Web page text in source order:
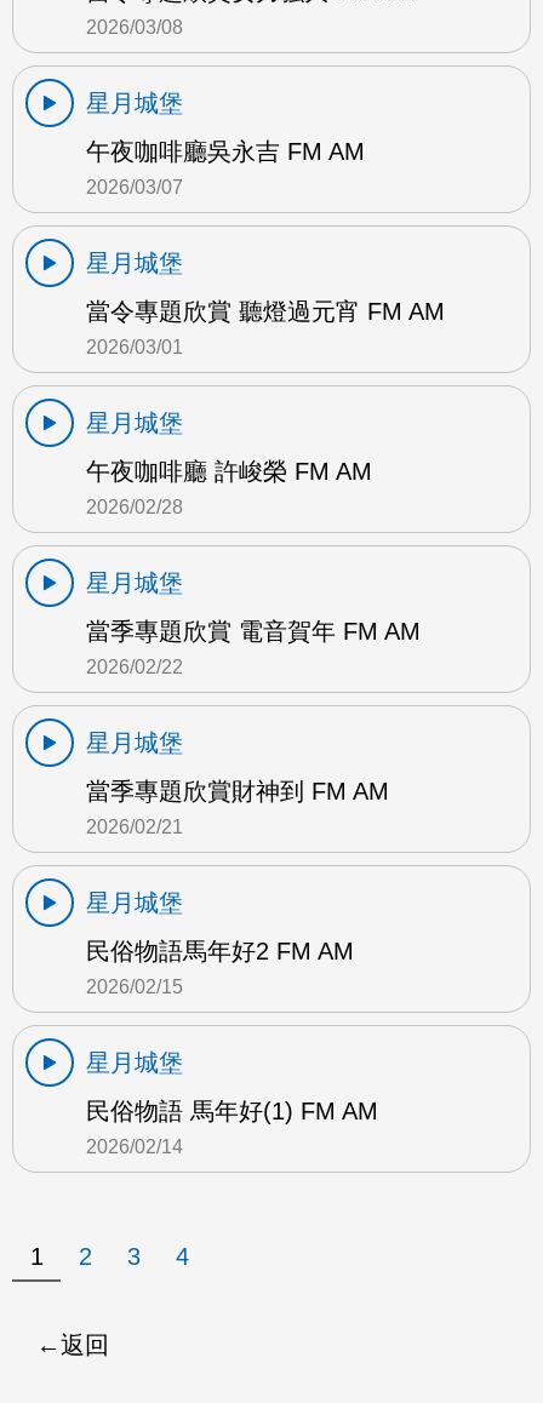
2026/03/08
星月城堡
午夜咖啡廳吳永吉 FM AM
2026/03/07
星月城堡
當令專題欣賞 聽燈過元宵 FM AM
2026/03/01
星月城堡
午夜咖啡廳 許峻榮 FM AM
2026/02/28
星月城堡
當季專題欣賞 電音賀年 FM AM
2026/02/22
星月城堡
當季專題欣賞財神到 FM AM
2026/02/21
星月城堡
民俗物語馬年好2 FM AM
2026/02/15
星月城堡
民俗物語 馬年好(1) FM AM
2026/02/14
1 2 3 4
返回